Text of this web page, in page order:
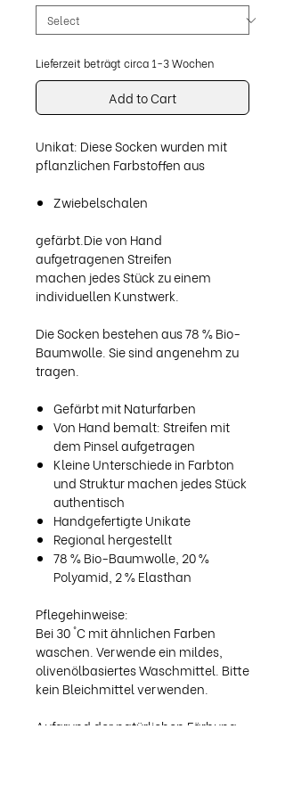
Lieferzeit beträgt circa 1-3 Wochen
Add to Cart
Unikat: Diese Socken wurden mit
pflanzlichen Farbstoffen aus
Zwiebelschalen
gefärbt.Die von Hand
aufgetragenen Streifen
machen jedes Stück zu einem
individuellen Kunstwerk.
Die Socken bestehen aus 78 % Bio-
Baumwolle. Sie sind angenehm zu
tragen.
Gefärbt mit Naturfarben
Von Hand bemalt: Streifen mit
dem Pinsel aufgetragen
Kleine Unterschiede in Farbton
und Struktur machen jedes Stück
authentisch
Handgefertigte Unikate
Regional hergestellt
78 % Bio-Baumwolle, 20 %
Polyamid, 2 % Elasthan
Pflegehinweise:
Bei 30 °C mit ähnlichen Farben
waschen. Verwende ein mildes,
olivenölbasiertes Waschmittel. Bitte
kein Bleichmittel verwenden.
Aufgrund der natürlichen Färbung